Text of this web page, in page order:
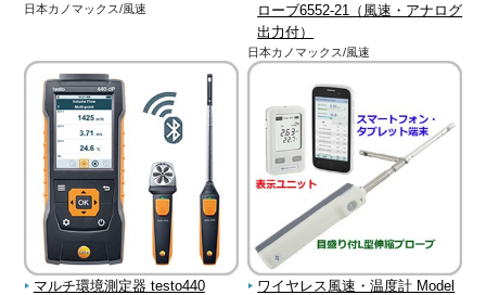
日本カノマックス/風速
ローブ6552-21（風速・アナログ
出力付）
日本カノマックス/風速
マルチ環境測定器 testo440
ワイヤレス風速・温度計 Model